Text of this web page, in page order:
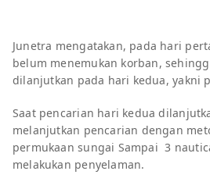
Junetra mengatakan, pada hari
belum menemukan korban,
dilanjutkan pada hari kedua, yakni
Saat pencarian hari kedua
melanjutkan pencarian dengan
permukaan sungai Sampai 3
melakukan penyelaman.